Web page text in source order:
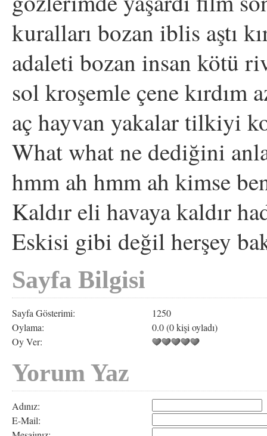
kuralları bozan iblis aştı
adaleti bozan insan kötü
sol kroşemle çene kırdım
aç hayvan yakalar tilkiyi
What what ne dediğini
hmm ah hmm ah kimse
Kaldır eli havaya kaldır
Eskisi gibi değil herşey
Sayfa Bilgisi
Sayfa Gösterimi:
1250
Oylama:
0.0 (0 kişi oyladı)
Oy Ver:
Yorum Yaz
Adınız:
E-Mail: